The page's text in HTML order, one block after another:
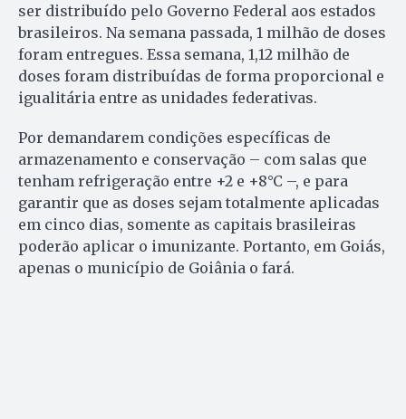
ser distribuído pelo Governo Federal aos estados
brasileiros. Na semana passada, 1 milhão de doses
foram entregues. Essa semana, 1,12 milhão de
doses foram distribuídas de forma proporcional e
igualitária entre as unidades federativas.
Por demandarem condições específicas de
armazenamento e conservação – com salas que
tenham refrigeração entre +2 e +8°C –, e para
garantir que as doses sejam totalmente aplicadas
em cinco dias, somente as capitais brasileiras
poderão aplicar o imunizante. Portanto, em Goiás,
apenas o município de Goiânia o fará.